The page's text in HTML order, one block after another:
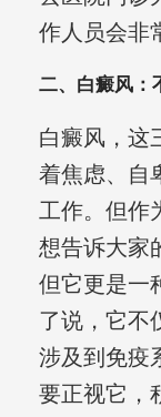
作人员会非
二、白癜风：
白癜风，这
着焦虑、自
工作。但作
想告诉大家
但它更是一
了说，它不
涉及到免疫
要正视它，